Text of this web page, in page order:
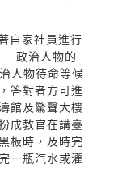
自家社員進行
政治人物的
人物待命等候
答對者方可進
館及驚聲大樓
成教官在講臺
板時，及時完
一瓶汽水或灌